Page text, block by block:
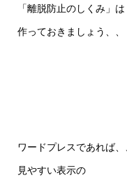
「離脱防止のしくみ」は
作っておきましょう、、
ワードプレスであれば、
見やすい表示の